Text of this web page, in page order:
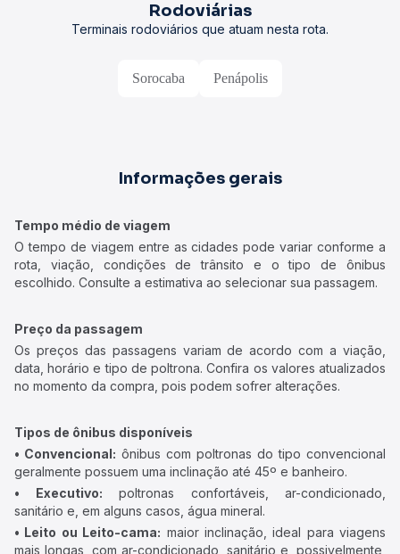
Rodoviárias
Terminais rodoviários que atuam nesta rota.
Sorocaba Penápolis
Informações gerais
Tempo médio de viagem
O tempo de viagem entre as cidades pode variar conforme a
rota, viação, condições de trânsito e o tipo de ônibus
escolhido. Consulte a estimativa ao selecionar sua passagem.
Preço da passagem
Os preços das passagens variam de acordo com a viação,
data, horário e tipo de poltrona. Confira os valores atualizados
no momento da compra, pois podem sofrer alterações.
Tipos de ônibus disponíveis
• Convencional: ônibus com poltronas do tipo convencional
geralmente possuem uma inclinação até 45º e banheiro.
• Executivo: poltronas confortáveis, ar-condicionado,
sanitário e, em alguns casos, água mineral.
• Leito ou Leito-cama: maior inclinação, ideal para viagens
mais longas, com ar-condicionado, sanitário e, possivelmente,